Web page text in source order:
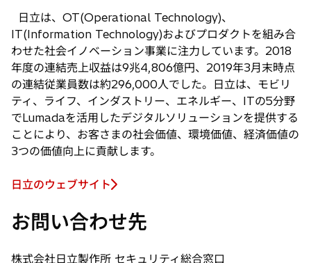
で
開
く
日立は、OT(Operational Technology)、
IT(Information Technology)およびプロダクトを組み合
わせた社会イノベーション事業に注力しています。2018
年度の連結売上収益は9兆4,806億円、2019年3月末時点
の連結従業員数は約296,000人でした。日立は、モビリ
ティ、ライフ、インダストリー、エネルギー、ITの5分野
でLumadaを活用したデジタルソリューションを提供する
ことにより、お客さまの社会価値、環境価値、経済価値の
3つの価値向上に貢献します。
日立のウェブサイト
新
い
ブ
お問い合わせ先
株式会社日立製作所 セキュリティ総合窓口